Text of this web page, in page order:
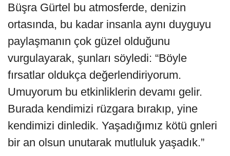
Büşra Gürtel bu atmosferde, denizin
ortasında, bu kadar insanla aynı duyguyu
paylaşmanın çok güzel olduğunu
vurgulayarak, şunları söyledi: “Böyle
fırsatlar oldukça değerlendiriyorum.
Umuyorum bu etkinliklerin devamı gelir.
Burada kendimizi rüzgara bırakıp, yine
kendimizi dinledik. Yaşadığımız kötü gnleri
bir an olsun unutarak mutluluk yaşadık.”